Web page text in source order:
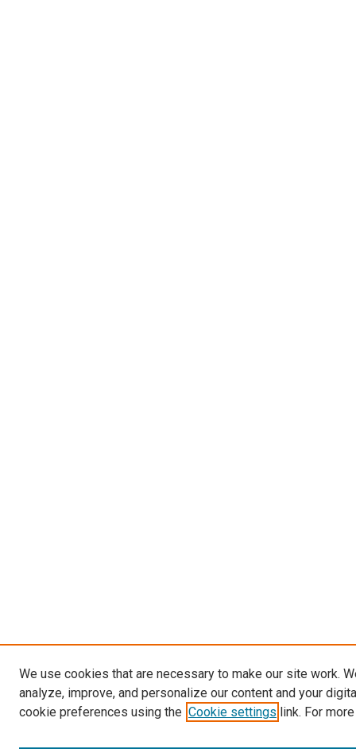
We use cookies that are necessary to make our site work.
analyze, improve, and personalize our content and your
cookie preferences using the Cookie settings link. For